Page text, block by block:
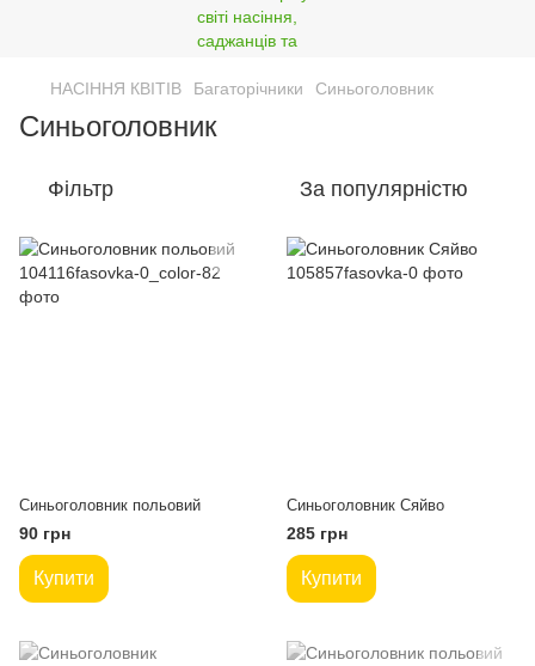
НАСІННЯ КВІТІВ Багаторічники Синьоголовник
Синьоголовник
Фільтр За популярністю
Синьоголовник польовий
90 грн
Купити
Синьоголовник Сяйво
285 грн
Купити